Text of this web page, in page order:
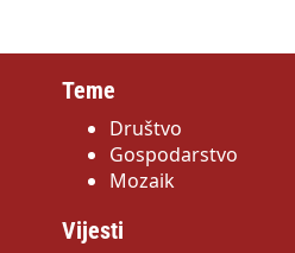
Teme
Društvo
Gospodarstvo
Mozaik
Vijesti